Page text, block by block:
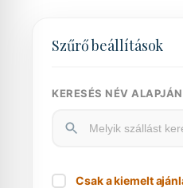
Szűrő beállítások
KERESÉS NÉV ALAPJÁN
Csak a kiemelt